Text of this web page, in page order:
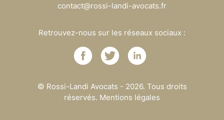
contact@rossi-landi-avocats.fr
Retrouvez-nous sur les réseaux sociaux :
© Rossi-Landi Avocats - 2026. Tous droits
réservés. Mentions légales